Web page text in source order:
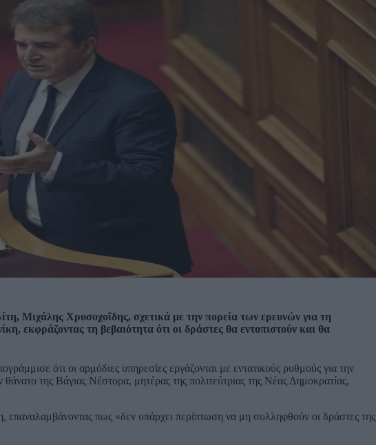
Μιχάλης Χρυσοχοΐδης, σχετικά με την πορεία των ερευνών για τη
εκφράζοντας τη βεβαιότητα ότι οι δράστες θα εντοπιστούν και θα
ότι οι αρμόδιες υπηρεσίες εργάζονται με εντατικούς ρυθμούς για την
της Βάγιας Νέστορα, μητέρας της πολιτεύτριας της Νέας Δημοκρατίας,
επαναλαμβάνοντας πως «δεν υπάρχει περίπτωση να μη συλληφθούν οι δράστες της